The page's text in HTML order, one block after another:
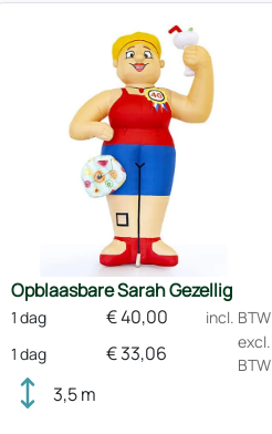
Opblaasbare Sarah Gezellig
1 dag €40,00
incl. BTW
1 dag
€33,06
excl.
BTW
3,5 m